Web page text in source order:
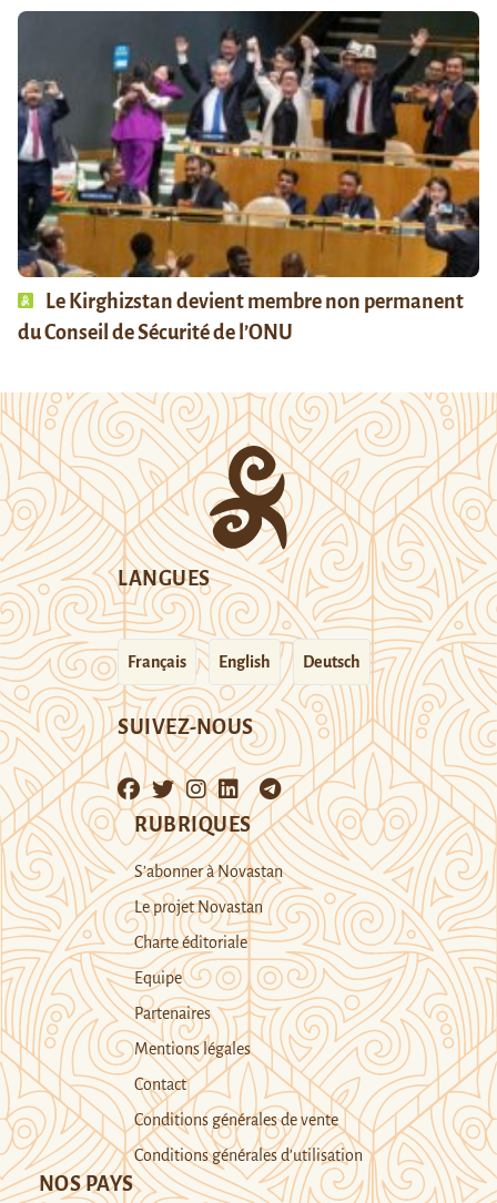
Le Kirghizstan devient membre non permanent
du Conseil de Sécurité de l’ONU
LANGUES
Français English Deutsch
SUIVEZ-NOUS
RUBRIQUES
S’abonner à Novastan
Le projet Novastan
Charte éditoriale
Equipe
Partenaires
Mentions légales
Contact
Conditions générales de vente
Conditions générales d’utilisation
NOS PAYS